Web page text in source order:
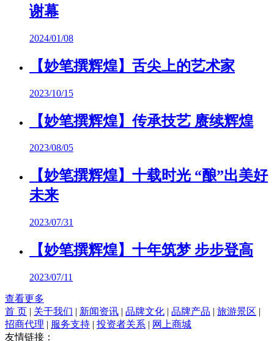
谢幕
2024/01/08
【妙笔撰辉煌】舌尖上的艺术家
2023/10/15
【妙笔撰辉煌】传承技艺 赓续辉煌
2023/08/05
【妙笔撰辉煌】十载时光 “酿”出美好
未来
2023/07/31
【妙笔撰辉煌】十年筑梦 步步登高
2023/07/11
查看更多
首 页 | 关于我们 | 新闻资讯 | 品牌文化 | 品牌产品 | 旅游景区 |
招商代理 | 服务支持 | 投资者关系 | 网上商城
友情链接：